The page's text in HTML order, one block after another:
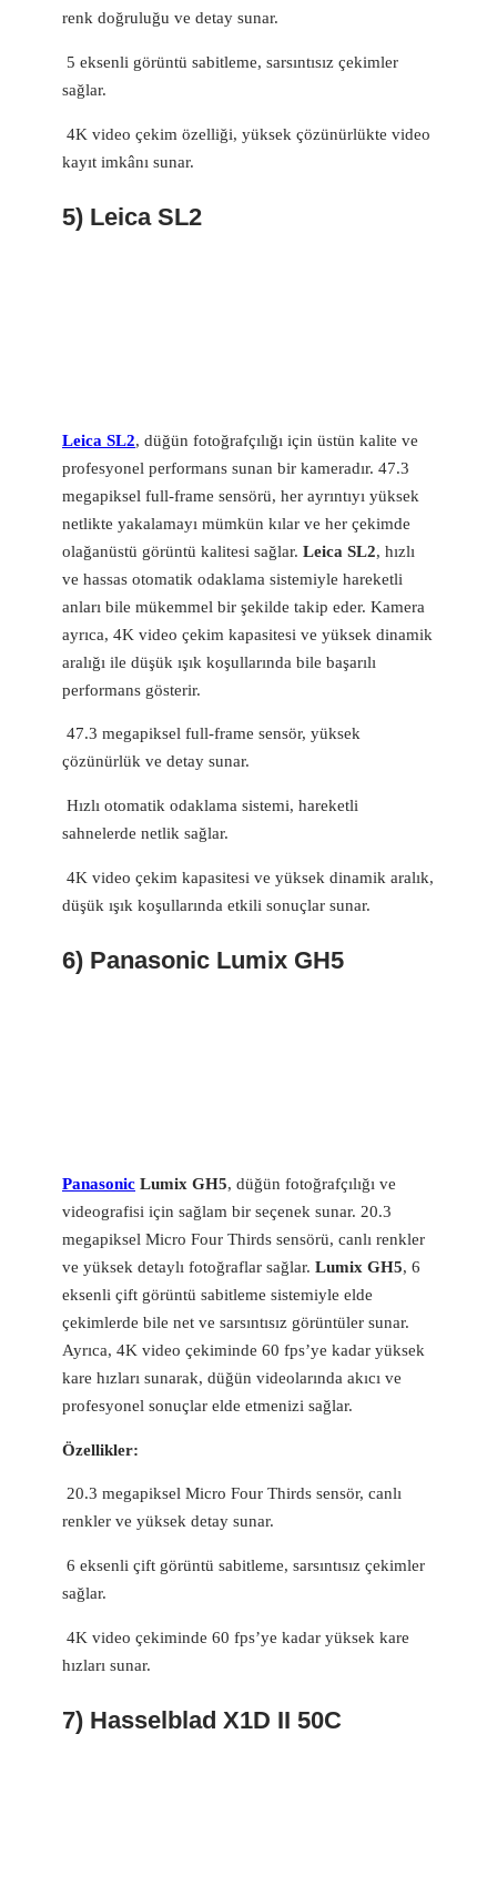
renk doğruluğu ve detay sunar.
5 eksenli görüntü sabitleme, sarsıntısız çekimler
sağlar.
4K video çekim özelliği, yüksek çözünürlükte video
kayıt imkânı sunar.
5) Leica SL2
Leica SL2, düğün fotoğrafçılığı için üstün kalite ve
profesyonel performans sunan bir kameradır. 47.3
megapiksel full-frame sensörü, her ayrıntıyı yüksek
netlikte yakalamayı mümkün kılar ve her çekimde
olağanüstü görüntü kalitesi sağlar. Leica SL2, hızlı
ve hassas otomatik odaklama sistemiyle hareketli
anları bile mükemmel bir şekilde takip eder. Kamera
ayrıca, 4K video çekim kapasitesi ve yüksek dinamik
aralığı ile düşük ışık koşullarında bile başarılı
performans gösterir.
47.3 megapiksel full-frame sensör, yüksek
çözünürlük ve detay sunar.
Hızlı otomatik odaklama sistemi, hareketli
sahnelerde netlik sağlar.
4K video çekim kapasitesi ve yüksek dinamik aralık,
düşük ışık koşullarında etkili sonuçlar sunar.
6) Panasonic Lumix GH5
Panasonic Lumix GH5, düğün fotoğrafçılığı ve
videografisi için sağlam bir seçenek sunar. 20.3
megapiksel Micro Four Thirds sensörü, canlı renkler
ve yüksek detaylı fotoğraflar sağlar. Lumix GH5, 6
eksenli çift görüntü sabitleme sistemiyle elde
çekimlerde bile net ve sarsıntısız görüntüler sunar.
Ayrıca, 4K video çekiminde 60 fps’ye kadar yüksek
kare hızları sunarak, düğün videolarında akıcı ve
profesyonel sonuçlar elde etmenizi sağlar.
Özellikler:
20.3 megapiksel Micro Four Thirds sensör, canlı
renkler ve yüksek detay sunar.
6 eksenli çift görüntü sabitleme, sarsıntısız çekimler
sağlar.
4K video çekiminde 60 fps’ye kadar yüksek kare
hızları sunar.
7) Hasselblad X1D II 50C